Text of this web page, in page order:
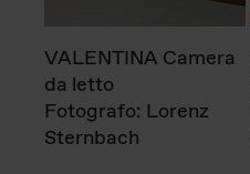
VALENTINA Camera
da letto
Fotografo: Lorenz
Sternbach